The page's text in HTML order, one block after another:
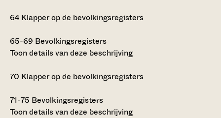
64 Klapper op de bevolkingsregisters
65-69 Bevolkingsregisters
Toon details van deze beschrijving
70 Klapper op de bevolkingsregisters
71-75 Bevolkingsregisters
Toon details van deze beschrijving